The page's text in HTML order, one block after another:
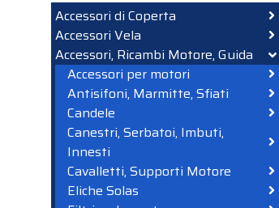
Accessori di Coperta
Accessori Vela
Accessori, Ricambi Motore, Guida
Accessori per motori
Antisifoni, Marmitte, Sfiati
Candele
Canestri, Serbatoi, Imbuti,
Innesti
Cavalletti, Supporti Motore
Eliche Solas